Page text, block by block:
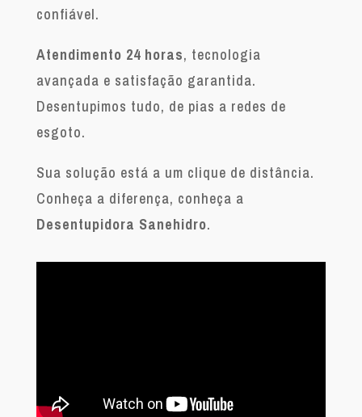
confiável.
Atendimento 24 horas, tecnologia
avançada e satisfação garantida.
Desentupimos tudo, de pias a redes de
esgoto.
Sua solução está a um clique de distância.
Conheça a diferença, conheça a
Desentupidora Sanehidro.